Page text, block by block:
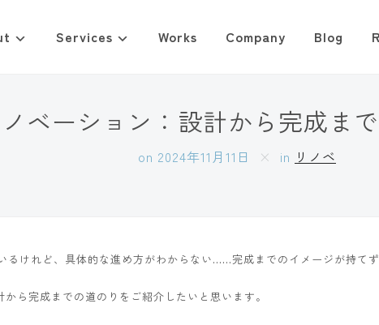
Services Works Company Blog
ベーション：設計から完成ま
on 2024年11月11日 in リノベ
るけれど、具体的な進め方がわからない……完成までのイメージが持て
ら完成までの道のりをご紹介したいと思います。